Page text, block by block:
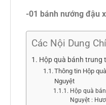
-01 bánh nướng đậu
Các Nội Dung
Hộp quà bánh trung
Thông tin Hộp
Nguyệt
Hộp quà
Nguyệt :